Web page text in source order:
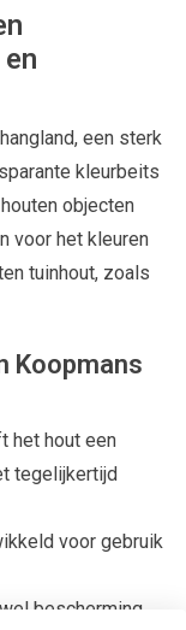
een sterk
kleurbeits
objecten
voor het kleuren
tuinhout, zoals
Koopmans
het hout een
tegelijkertijd
voor gebruik
bescherming